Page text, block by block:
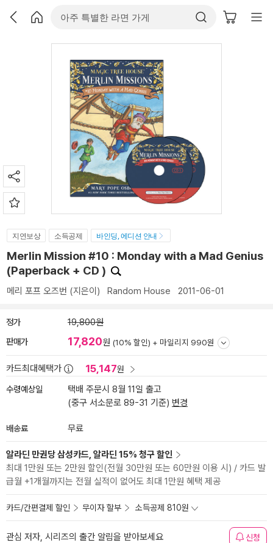
지연보상 소득공제 바인딩, 에디션 안내
Merlin Mission #10 : Monday with a Mad Genius
(Paperback + CD )
메리 포프 오즈번 (지은이) Random House 2011-06-01
정가 19,800원
판매가 17,820원 (10% 할인) + 마일리지 990원
카드최대혜택가 15,147원
수령예상일
택배 주문시 8월 11일 출고
(중구 서소문로 89-31 기준) 변경
배송료 무료
알라딘 만권당 삼성카드, 알라딘 15% 청구 할인
최대 1만원 또는 2만원 할인(전월 30만원 또는 60만원 이용 시) / 카드 발
급월 +1개월까지는 전월 실적이 없어도 최대 1만원 혜택 제공
카드/간편결제 할인 무이자 할부 소득공제 810원
관심 저자, 시리즈의 출간 알림을 받아보세요 신청